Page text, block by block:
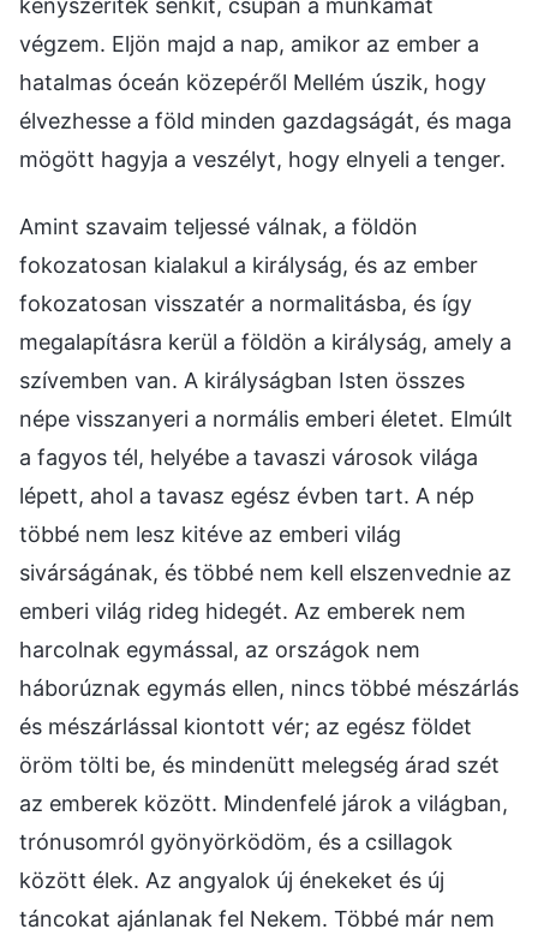
végzem. Eljön majd a nap, amikor az ember a
hatalmas óceán közepéről Mellém úszik, hogy
élvezhesse a föld minden gazdagságát, és maga
mögött hagyja a veszélyt, hogy elnyeli a tenger.
Amint szavaim teljessé válnak, a földön
fokozatosan kialakul a királyság, és az ember
fokozatosan visszatér a normalitásba, és így
megalapításra kerül a földön a királyság, amely a
szívemben van. A királyságban Isten összes
népe visszanyeri a normális emberi életet. Elmúlt
a fagyos tél, helyébe a tavaszi városok világa
lépett, ahol a tavasz egész évben tart. A nép
többé nem lesz kitéve az emberi világ
sivárságának, és többé nem kell elszenvednie az
emberi világ rideg hidegét. Az emberek nem
harcolnak egymással, az országok nem
háborúznak egymás ellen, nincs többé mészárlás
és mészárlással kiontott vér; az egész földet
öröm tölti be, és mindenütt melegség árad szét
az emberek között. Mindenfelé járok a világban,
trónusomról gyönyörködöm, és a csillagok
között élek. Az angyalok új énekeket és új
táncokat ajánlanak fel Nekem. Többé már nem